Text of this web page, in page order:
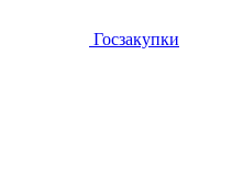
Госзакупки